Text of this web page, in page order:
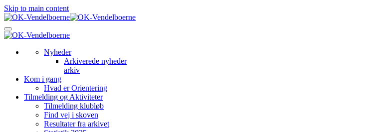
Skip to main content
Nyheder
Arkiverede nyheder
arkiv
Kom i gang
Hvad er Orientering
Tilmelding og Aktiviteter
Tilmelding klubløb
Find vej i skoven
Resultater fra arkivet